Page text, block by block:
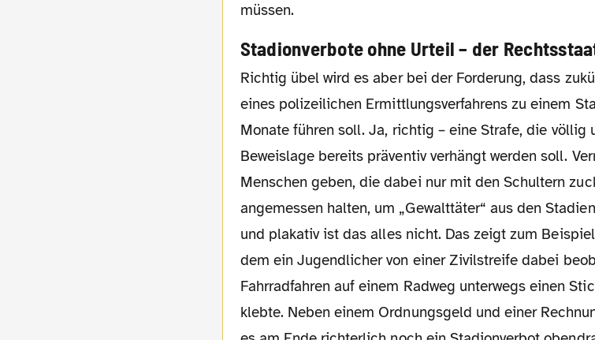
müssen.
Stadionverbote ohne Urteil – der
Richtig übel wird es aber bei der Forderung, dass zukünftig bereits die bloße Einleitung
eines polizeilichen Ermittlungsverfahrens zu einem
Monate führen soll. Ja, richtig – eine Strafe, die völlig
Beweislage bereits präventiv verhängt werden soll.
Menschen geben, die dabei nur mit den Schultern
angemessen halten, um „Gewalttäter“ aus den
und plakativ ist das alles nicht. Das zeigt zum Beispiel
dem ein Jugendlicher von einer Zivilstreife dabei
Fahrradfahren auf einem Radweg unterwegs einen
klebte. Neben einem Ordnungsgeld und einer